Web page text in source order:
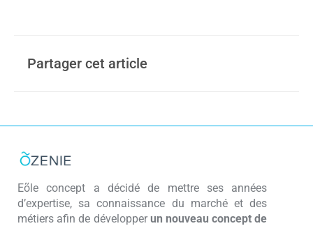
Partager cet article
Eõle concept a décidé de mettre ses années
d’expertise, sa connaissance du marché et des
métiers afin de développer un nouveau concept de